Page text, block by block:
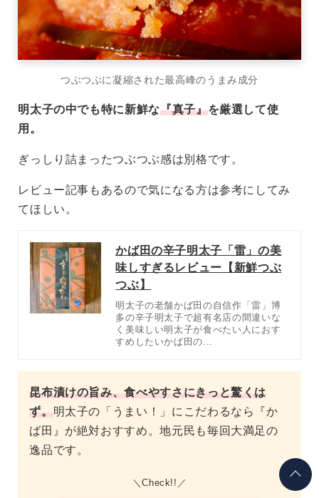
つぶつぶに凝縮された最高峰のうまみ成分
明太子の中でも特に新鮮な『真子』を厳選して使
用。
ぎっしり詰まったつぶつぶ感は別格です。
レビュー記事もあるので気になる方は参考にしてみ
てほしい。
かば田の辛子明太子「雷」の美
味しすぎるレビュー【新鮮つぶ
つぶ】
明太子の老舗かば田の自信作「雷」博
多の辛子明太子で超有名店の間違いな
く美味しい明太子が食べたい人におす
すめしたいかば田の...
昆布漬けの旨み、食べやすさにきっと驚くは
ず。明太子の「うまい！」にこだわるなら『か
ば田』が絶対おすすめ。地元民も毎回大満足の
逸品です。
Check!!